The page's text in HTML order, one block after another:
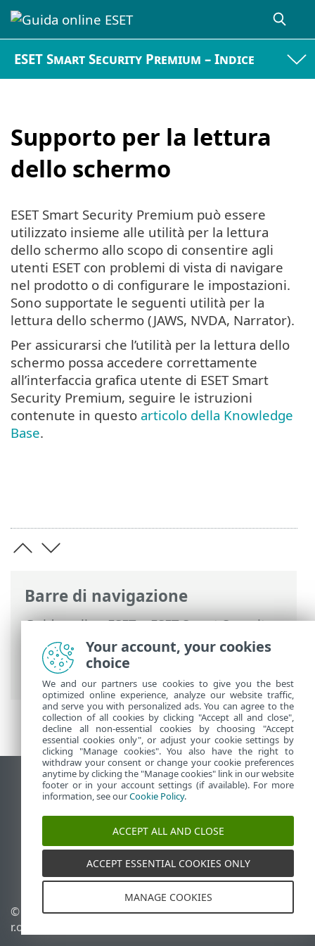
ESET Smart Security Premium – Indice
Supporto per la lettura
dello schermo
Barre di navigazione
Guida online ESET>ESET Smart Security
Premium
>Configurazione avanzata>
Interfaccia utente
> Supporto per la
lettura dello schermo
ESET Smart Security Premium può essere
utilizzato insieme alle utilità per la lettura
dello schermo allo scopo di consentire agli
utenti ESET con problemi di vista di navigare
nel prodotto o di configurare le impostazioni.
Sono supportate le seguenti utilità per la
lettura dello schermo (JAWS, NVDA, Narrator).
Per assicurarsi che l’utilità per la lettura dello
schermo possa accedere correttamente
all’interfaccia grafica utente di ESET Smart
Security Premium, seguire le istruzioni
contenute in questo articolo della Knowledge
Base.
Visualizza sito desktop
End of Life
ESET Knowledge Base
ESET Status Portal
Supporto regionale
© 1992 - 2025 ESET, spol. s
r.o. - Tutti i diritti riservati.
Gestisci cookie
Your account, your cookies
choice
We and our partners use cookies to give you the best
optimized online experience, analyze our website traffic,
and serve you with personalized ads. You can agree to the
collection of all cookies by clicking "Accept all and close",
decline all non-essential cookies by choosing "Accept
essential cookies only", or adjust your cookie settings by
clicking "Manage cookies". You also have the right to
withdraw your consent or change your cookie preferences
anytime by clicking the "Manage cookies" link in our website
footer or in your account settings (if available). For more
information, see ourCookie Policy.
ACCEPT ALL AND CLOSE
ACCEPT ESSENTIAL COOKIES ONLY
MANAGE COOKIES